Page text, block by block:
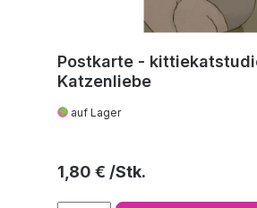
Postkarte -
Katzenliebe
auf Lager
Regulärer Preis:
1,80 €